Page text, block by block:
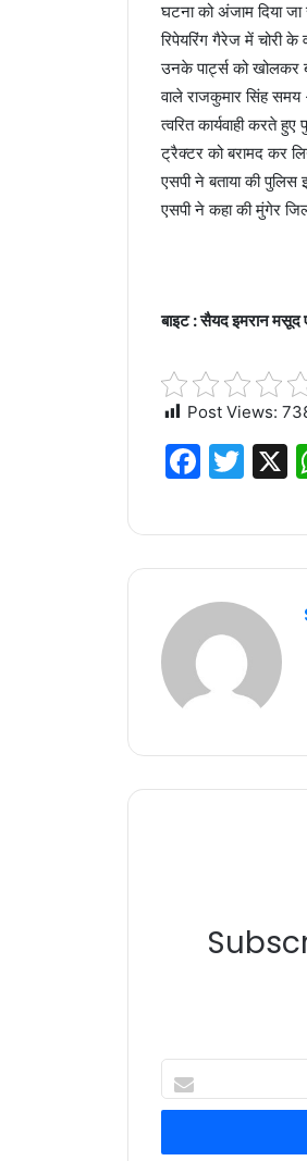
घटना को अंजाम दिया जा
रिपेयरिंग गैरेज में चोरी के
उनके पार्ट्स को खोलकर
वाले राजकुमार सिंह
त्वरित कार्यवाही करते
ट्रैक्टर को बरामद कर
एसपी ने बताया की पुलिस
एसपी ने कहा की मुंगेर
बाइट : सैयद इमरान मसूद
Post Views:
F
c
e
b
o
o
k
T
it
te
r
your
address